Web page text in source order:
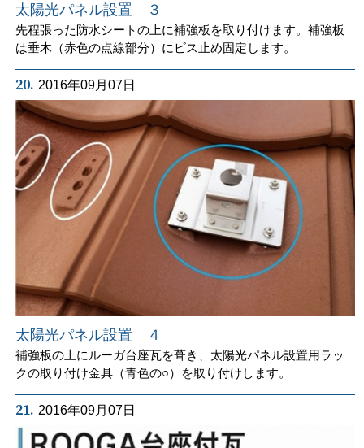
太陽光パネル設置 ３
先程張った防水シートの上に補強板を取り付けます。補強板
は垂木（赤色の点線部分）にビス止め固定します。
20. 2016年09月07日
太陽光パネル設置 ４
補強板の上にルーガ台座瓦を葺き、太陽光パネル設置用ラッ
クの取り付け金具（青色の○）を取り付けします。
21. 2016年09月07日